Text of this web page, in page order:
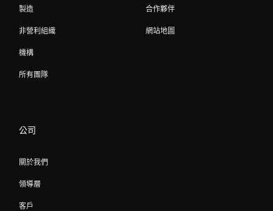
製造
非營利組織
機構
所有團隊
合作夥伴
網站地圖
公司
關於我們
領導層
客戶